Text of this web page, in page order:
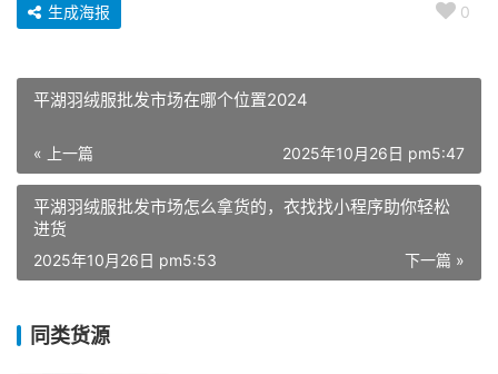
0
生成海报
平湖羽绒服批发市场在哪个位置2024
« 上一篇 2025年10月26日 pm5:47
平湖羽绒服批发市场怎么拿货的，衣找找小程序助你轻松
进货
下一篇 »
2025年10月26日 pm5:53
同类货源